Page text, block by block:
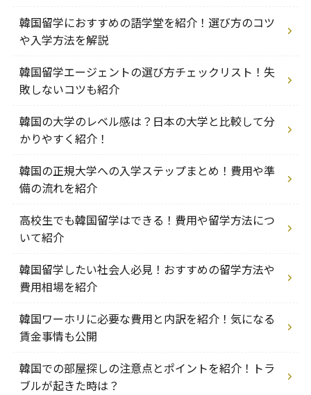
韓国留学におすすめの語学堂を紹介！選び方のコツ
や入学方法を解説
韓国留学エージェントの選び方チェックリスト！失
敗しないコツも紹介
韓国の大学のレベル感は？日本の大学と比較して分
かりやすく紹介！
韓国の正規大学への入学ステップまとめ！費用や準
備の流れを紹介
高校生でも韓国留学はできる！費用や留学方法につ
いて紹介
韓国留学したい社会人必見！おすすめの留学方法や
費用相場を紹介
韓国ワーホリに必要な費用と内訳を紹介！気になる
賃金事情も公開
韓国での部屋探しの注意点とポイントを紹介！トラ
ブルが起きた時は？